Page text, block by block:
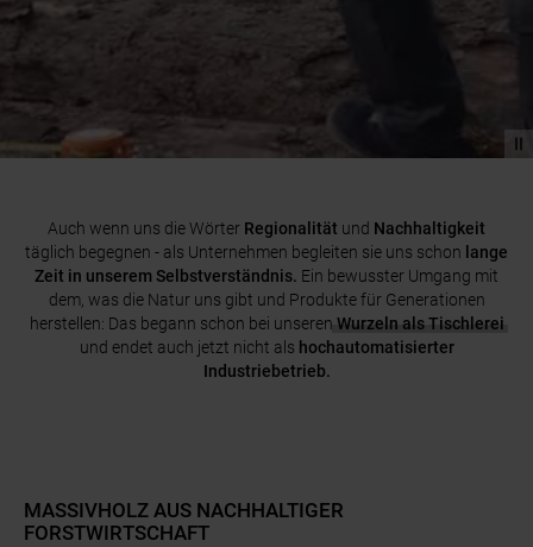
Auch wenn uns die Wörter Regionalität und Nachhaltigkeit
täglich begegnen - als Unternehmen begleiten sie uns schon lange
Zeit in unserem Selbstverständnis. Ein bewusster Umgang mit
dem, was die Natur uns gibt und Produkte für Generationen
herstellen: Das begann schon bei unseren Wurzeln als Tischlerei
und endet auch jetzt nicht als hochautomatisierter
Industriebetrieb.
MASSIVHOLZ AUS NACHHALTIGER
FORSTWIRTSCHAFT